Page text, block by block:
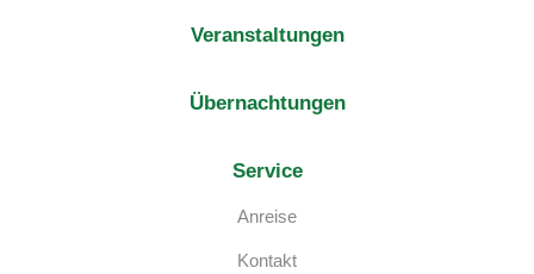
Veranstaltungen
Übernachtungen
Service
Anreise
Kontakt